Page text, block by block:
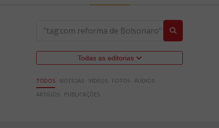
Todas as editorias
TODOS NOTÍCIAS VÍDEOS FOTOS ÁUDIOS
ARTIGOS
PUBLICAÇÕES